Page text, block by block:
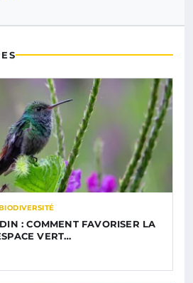
: COMMENT FAVORISER LA
VERT…